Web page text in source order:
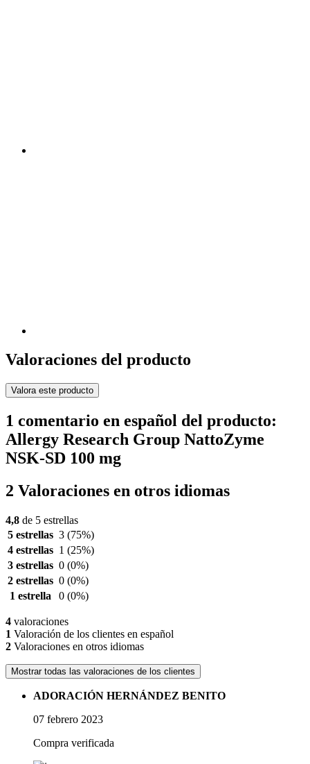
Valoraciones del producto
Valora este producto
1 comentario en español del producto:
Allergy Research Group NattoZyme
NSK-SD 100 mg
2 Valoraciones en otros idiomas
4,8 de 5 estrellas
5 estrellas 3 (75%)
4 estrellas 1 (25%)
3 estrellas 0 (0%)
2 estrellas 0 (0%)
1 estrella
0 (0%)
4 valoraciones
1 Valoración de los clientes en español
2 Valoraciones en otros idiomas
Mostrar todas las valoraciones de los clientes
ADORACIÓN HERNÁNDEZ BENITO
07 febrero 2023
Compra verificada